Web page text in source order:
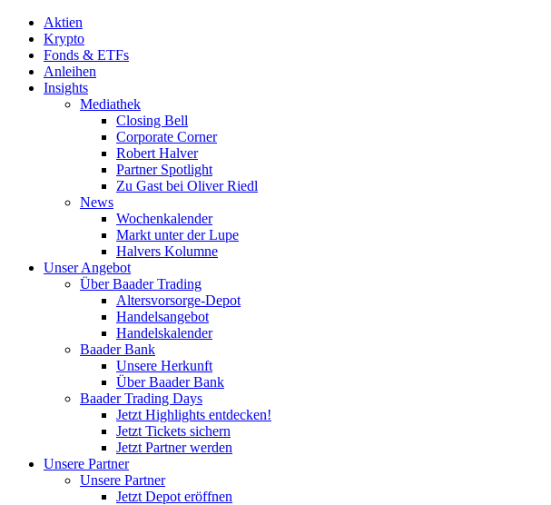
Aktien
Krypto
Fonds & ETFs
Anleihen
Insights
Mediathek
Closing Bell
Corporate Corner
Robert Halver
Partner Spotlight
Zu Gast bei Oliver Riedl
News
Wochenkalender
Markt unter der Lupe
Halvers Kolumne
Unser Angebot
Über Baader Trading
Altersvorsorge-Depot
Handelsangebot
Handelskalender
Baader Bank
Unsere Herkunft
Über Baader Bank
Baader Trading Days
Jetzt Highlights entdecken!
Jetzt Tickets sichern
Jetzt Partner werden
Unsere Partner
Unsere Partner
Jetzt Depot eröffnen